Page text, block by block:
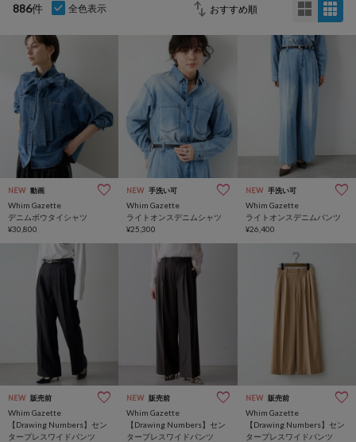
886件 全色表示
NEW 動画
Whim Gazette
デニムボウタイシャツ
¥30,800
NEW 手洗い可
Whim Gazette
ライトオンスデニムシャツ
¥25,300
NEW 手洗い可
Whim Gazette
ライトオンスデニムパンツ
¥26,400
NEW 販売前
Whim Gazette
【Drawing Numbers】セン
タープレスワイドパンツ
NEW 販売前
Whim Gazette
【Drawing Numbers】セン
タープレスワイドパンツ
NEW 販売前
Whim Gazette
【Drawing Numbers】セン
タープレスワイドパンツ